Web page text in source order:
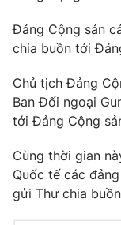
VTV4
VTV9
Liên hệ tòa
Đảng Cộng sản
chia buồn tới
Chủ tịch Đảng
Ban Đối ngoại
tới Đảng Cộng
Cùng thời gian
Quốc tế các
gửi Thư chia